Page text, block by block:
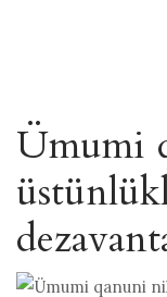
Ümumi